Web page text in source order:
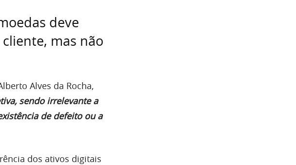
deve
mas não
Alves da Rocha,
sendo irrelevante a
de defeito ou a
dos ativos digitais